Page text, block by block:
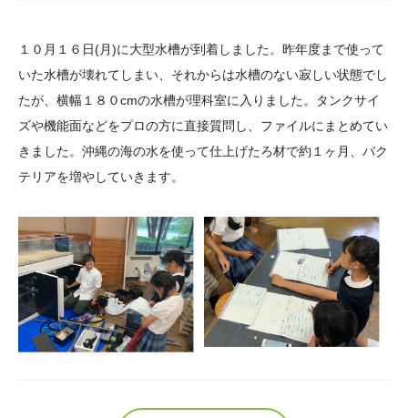
役員・評議員 公開情報
年報一覧 中谷財団レポート
大学院生奨学金
国際学生交流プログラ
ム
科学教育振興助成・
次世代理系人材育成プ
ログラム助成
アクセス よくあるご質問
サイトマップ 中谷財団アーカイブ
日本語 English マイページ
１０月１６日(月)に大型水槽が到着しました。昨年度まで使って
いた水槽が壊れてしまい、それからは水槽のない寂しい状態でし
たが、横幅１８０cmの水槽が理科室に入りました。タンクサイ
ズや機能面などをプロの方に直接質問し、ファイルにまとめてい
きました。沖縄の海の水を使って仕上げたろ材で約１ヶ月、バク
テリアを増やしていきます。